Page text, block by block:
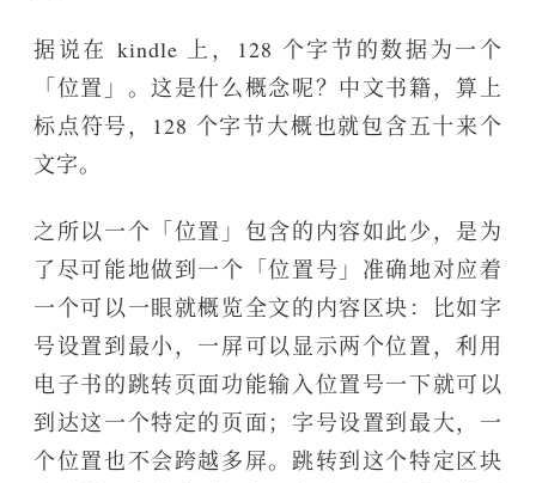
据说在 kindle 上，128 个字节的数据为一个
「位置」。这是什么概念呢？中文书籍，算上
标点符号，128 个字节大概也就包含五十来个
文字。
之所以一个「位置」包含的内容如此少，是为
了尽可能地做到一个「位置号」准确地对应着
一个可以一眼就概览全文的内容区块：比如字
号设置到最小，一屏可以显示两个位置，利用
电子书的跳转页面功能输入位置号一下就可以
到达这一个特定的页面；字号设置到最大，一
个位置也不会跨越多屏。跳转到这个特定区块